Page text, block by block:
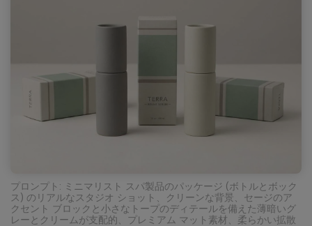
プロンプト: ミニマリスト スパ製品のパッケージ (ボトルとボック
ス) のリアルなスタジオ ショット、クリーンな背景、セージのア
クセント ブロックと小さなトープのディテールを備えた薄暗いグ
レーとクリームが支配的、プレミアム マット素材、柔らかい拡散